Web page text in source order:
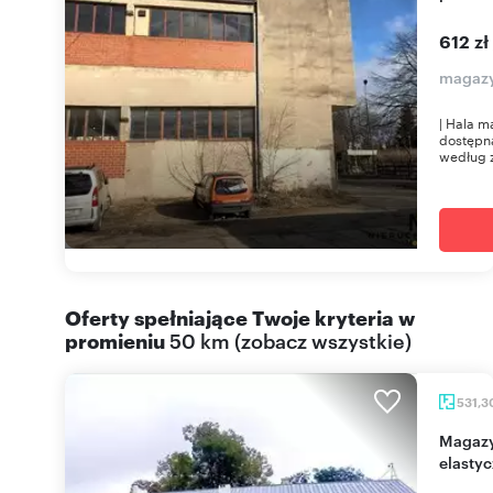
612 zł
| Hala
według
Oferty spełniające Twoje kryteria w
promieniu50 km (zobacz wszystkie)
Magazyn na wynajem 531 m² w Świdwinie -